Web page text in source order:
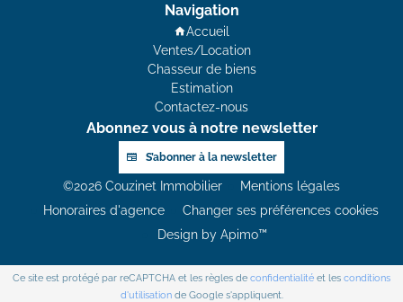
Navigation
Accueil
Ventes/Location
Chasseur de biens
Estimation
Contactez-nous
Abonnez vous à notre newsletter
S’abonner à la newsletter
©2026 Couzinet Immobilier
Mentions légales
Honoraires d'agence
Changer ses préférences cookies
Design by Apimo™
Ce site est protégé par reCAPTCHA et les règles de confidentialité et les conditions
d'utilisationde Google s'appliquent.